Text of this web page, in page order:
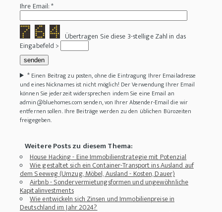
Ihre Email: *
Übertragen Sie diese 3-stellige Zahl in das
Eingabefeld >
* Einen Beitrag zu posten, ohne die Eintragung Ihrer Emailadresse
und eines Nicknames ist nicht möglich! Der Verwendung Ihrer Email
können Sie jederzeit widersprechen indem Sie eine Email an
admin@bluehomes.com senden, von Ihrer Absender-Email die wir
entfernen sollen. Ihre Beiträge werden zu den üblichen Bürozeiten
freigegeben.
Weitere Posts zu diesem Thema:
House Hacking - Eine Immobilienstrategie mit Potenzial
Wie gestaltet sich ein Container-Transport ins Ausland auf
dem Seeweg (Umzug, Möbel, Ausland - Kosten, Dauer)
Airbnb - Sondervermietungsformen und ungewöhnliche
Kapitalinvestments
Wie entwickeln sich Zinsen und Immobilienpreise in
Deutschland im Jahr 2024?